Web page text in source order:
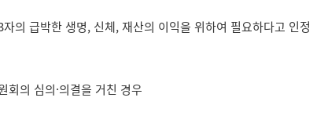
의 급박한 생명, 신체, 재산의 이익을 위하여 필요하다고 인정
의 심의·의결을 거친 경우